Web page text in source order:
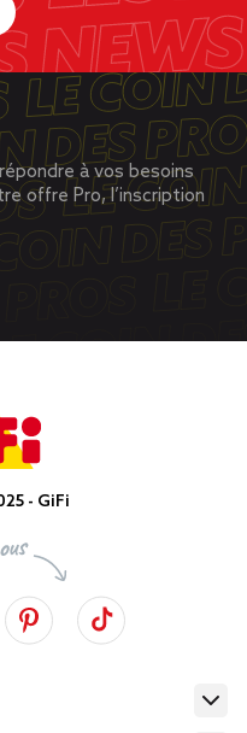
à vos besoins
offre Pro, l’inscription
- GiFi